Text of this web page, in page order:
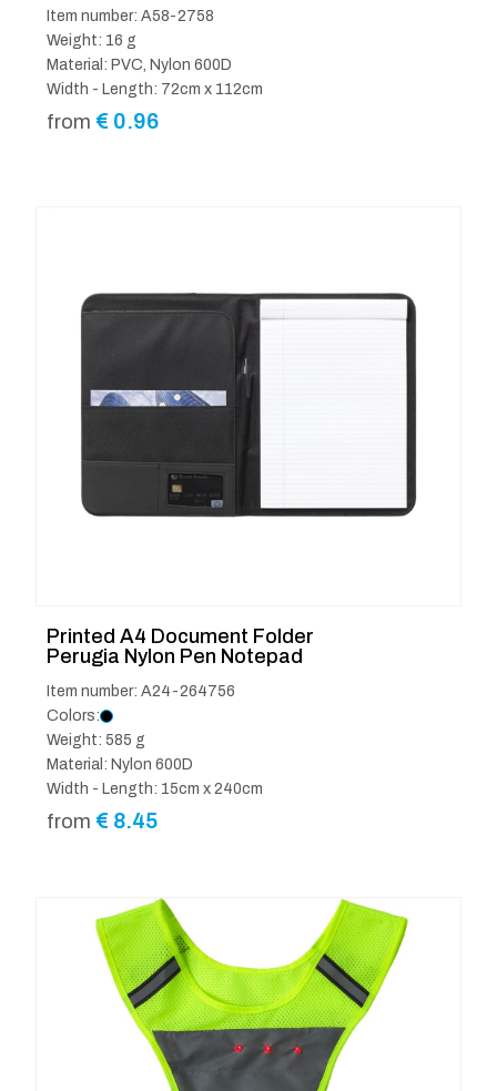
Item number: A58-2758
Weight: 16 g
Material: PVC, Nylon 600D
Width - Length: 72cm x 112cm
from € 0.96
Printed A4 Document Folder
Perugia Nylon Pen Notepad
Item number: A24-264756
Colors:
Weight: 585 g
Material: Nylon 600D
Width - Length: 15cm x 240cm
from € 8.45